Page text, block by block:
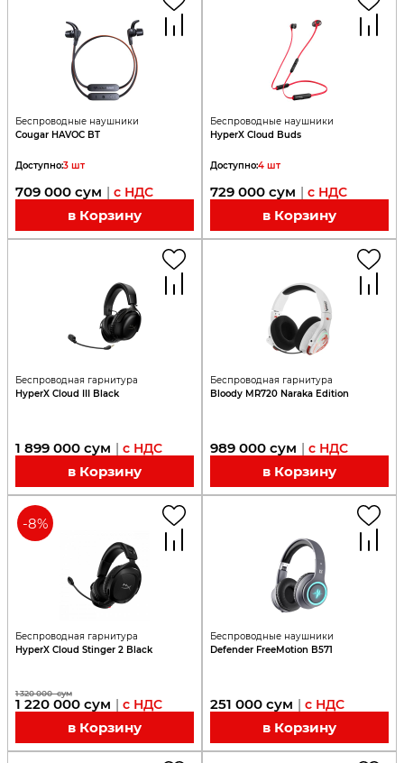
Беспроводные наушники
Cougar HAVOC BT
Доступно:3 шт
709 000 сум | с НДС
в Корзину
Беспроводные наушники
HyperX Cloud Buds
Доступно:4 шт
729 000 сум | с НДС
в Корзину
Беспроводная гарнитура
HyperX Cloud III Black
1 899 000 сум | с НДС
в Корзину
Беспроводная гарнитура
Bloody MR720 Naraka Edition
989 000 сум | с НДС
в Корзину
-8%
Беспроводная гарнитура
HyperX Cloud Stinger 2 Black
1 320 000 сум
1 220 000 сум | с НДС
в Корзину
Беспроводные наушники
Defender FreeMotion B571
251 000 сум | с НДС
в Корзину